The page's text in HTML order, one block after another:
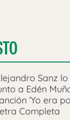
Sanz
a Edén
‘Yo era
Completa